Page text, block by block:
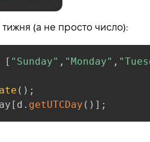
(а не просто число):
[ "Sunday" , "Monday" ,
( ) ;
[ d . getUTCDay ( ) ] ;